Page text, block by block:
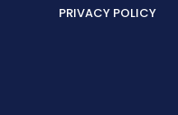
PRIVACY POLICY